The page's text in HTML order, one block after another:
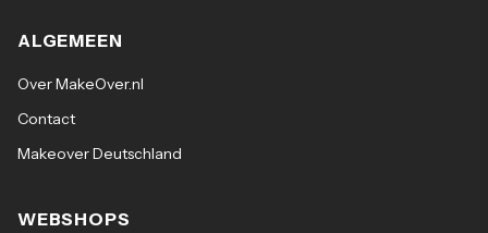
ALGEMEEN
Over MakeOver.nl
Contact
Makeover Deutschland
WEBSHOPS